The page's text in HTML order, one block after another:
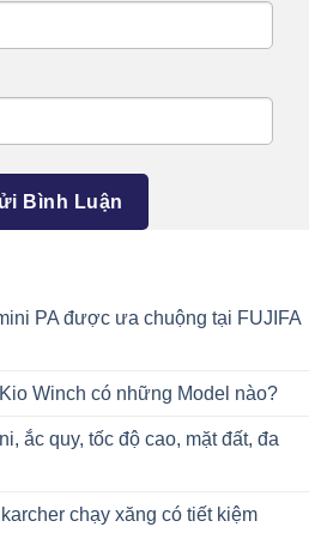
PA được ưa chuộng tại FUJIFA
Winch có những Model nào?
ắc quy, tốc độ cao, mặt đất, đa
chạy xăng có tiết kiệm